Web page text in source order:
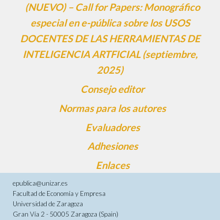
(NUEVO) – Call for Papers: Monográfico
especial en e-pública sobre los USOS
DOCENTES DE LAS HERRAMIENTAS DE
INTELIGENCIA ARTFICIAL (septiembre,
2025)
Consejo editor
Normas para los autores
Evaluadores
Adhesiones
Enlaces
epublica@unizar.es
Facultad de Economía y Empresa
Universidad de Zaragoza
Gran Vía 2 - 50005 Zaragoza (Spain)